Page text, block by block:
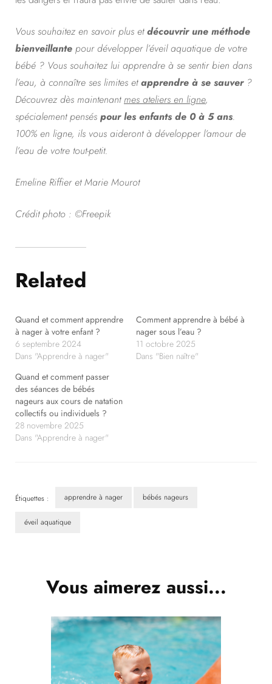
Vous souhaitez en savoir plus etdécouvrir une méthode
bienveillante pour développer l’éveil aquatique de votre
bébé ? Vous souhaitez lui apprendre à se sentir bien dans
l’eau, à connaître ses limites etapprendre à se sauver?
Découvrez dès maintenant mes ateliers en ligne,
spécialement pensés pour les enfants de 0 à 5 ans.
100% en ligne, ils vous aideront à développer l’amour de
l’eau de votre tout-petit.
Emeline Riffier et Marie Mourot
Crédit photo : ©Freepik
Related
Quand et comment apprendre
à nager à votre enfant ?
6 septembre 2024
Dans "Apprendre à nager"
Comment apprendre à bébé à
nager sous l’eau ?
11 octobre 2025
Dans "Bien naître"
Quand et comment passer
des séances de bébés
nageurs aux cours de natation
collectifs ou individuels ?
28 novembre 2025
Dans "Apprendre à nager"
Étiquettes : apprendre à nager bébés nageurs
éveil aquatique
Vous aimerez aussi...